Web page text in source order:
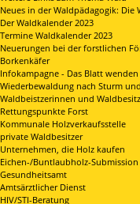
Neues in der Waldpädagogik: Die
Der Waldkalender 2023
Termine Waldkalender 2023
Neuerungen bei der forstlichen
Borkenkäfer
Infokampagne - Das Blatt wenden
Wiederbewaldung nach Sturm
Waldbeistzerinnen und
Rettungspunkte Forst
Kommunale Holzverkaufsstelle
private Waldbesitzer
Unternehmen, die Holz kaufen
Eichen-/Buntlaubholz-Submission
Gesundheitsamt
Amtsärztlicher Dienst
HIV/STI-Beratung